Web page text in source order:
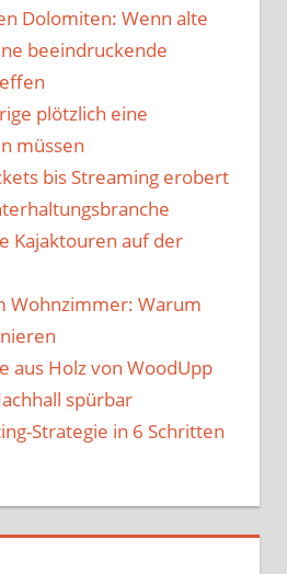
Dolomiten: Wenn alte
beeindruckende
plötzlich eine
müssen
bis Streaming erobert
Kajaktouren auf der
Wohnzimmer: Warum
aus Holz von WoodUpp
spürbar
Strategie in 6 Schritten